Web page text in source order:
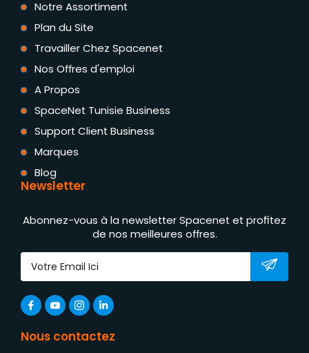
Notre Assortiment
Plan du Site
Travailler Chez Spacenet
Nos Offres d'emploi
A Propos
SpaceNet Tunisie Business
Support Client Business
Marques
Blog
Newsletter
Abonnez-vous à la newsletter Spacenet et profitez
de nos meilleures offres.
Nous contactez